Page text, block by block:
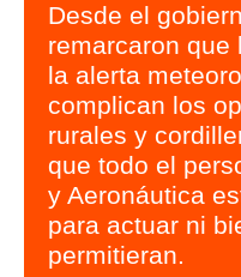
Desde el
remarcaron que
la alerta
complican los
rurales y
que todo el
y Aeronáutica
para actuar ni
permitieran.